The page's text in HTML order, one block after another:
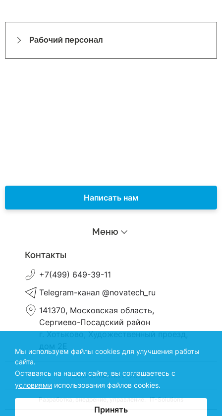
Рабочий персонал
Написать нам
Меню
Контакты
+7(499) 649-39-11
Telegram-канал @novatech_ru
141370, Московская область,
Сергиево-Посадский район
г. Хотьково, Художественный проезд,
ООО «Новатех» 2025 г
Разработка, внедрение, управление. IT-Solutions
Мы используем файлы cookies для улучшения работы
сайта.
Оставаясь на нашем сайте, вы соглашаетесь с
условиями использования файлов cookies.
Принять